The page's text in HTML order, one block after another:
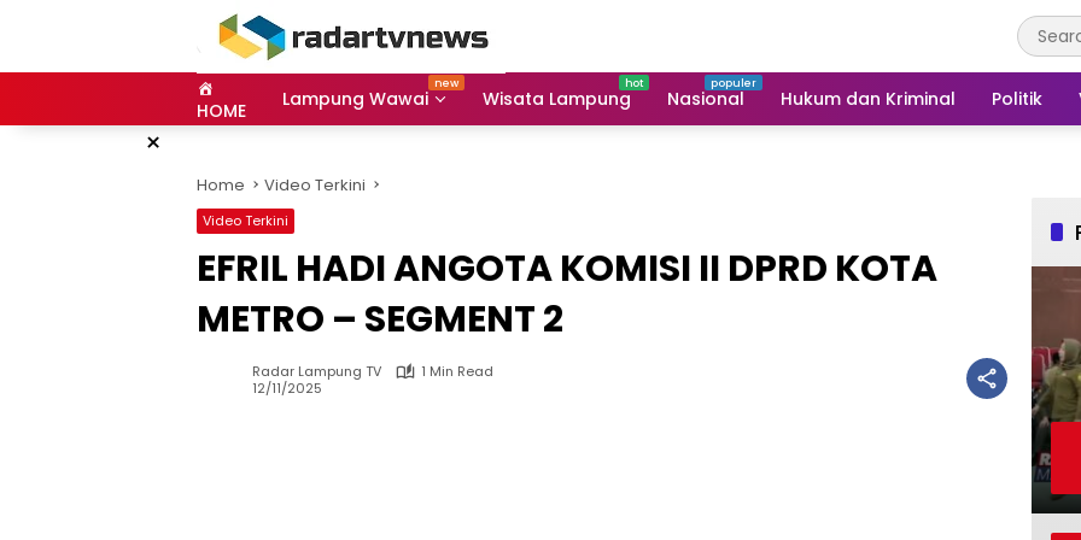
HOME Lampung Wawai Wisata Lampung Nasional Hukum dan Kriminal Politik
×
Home Video Terkini
Video Terkini
EFRIL HADI ANGOTA KOMISI II DPRD KOTA
METRO – SEGMENT 2
Radar Lampung TV
1 Min Read
12/11/2025